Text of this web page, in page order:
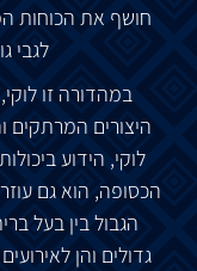
חושף את הכוחות
לגבי
במהדורה זו
היצורים המרתקים
לוקי, הידוע
הכסופה, הוא גם
הגבול בין בעל
גדולים והן